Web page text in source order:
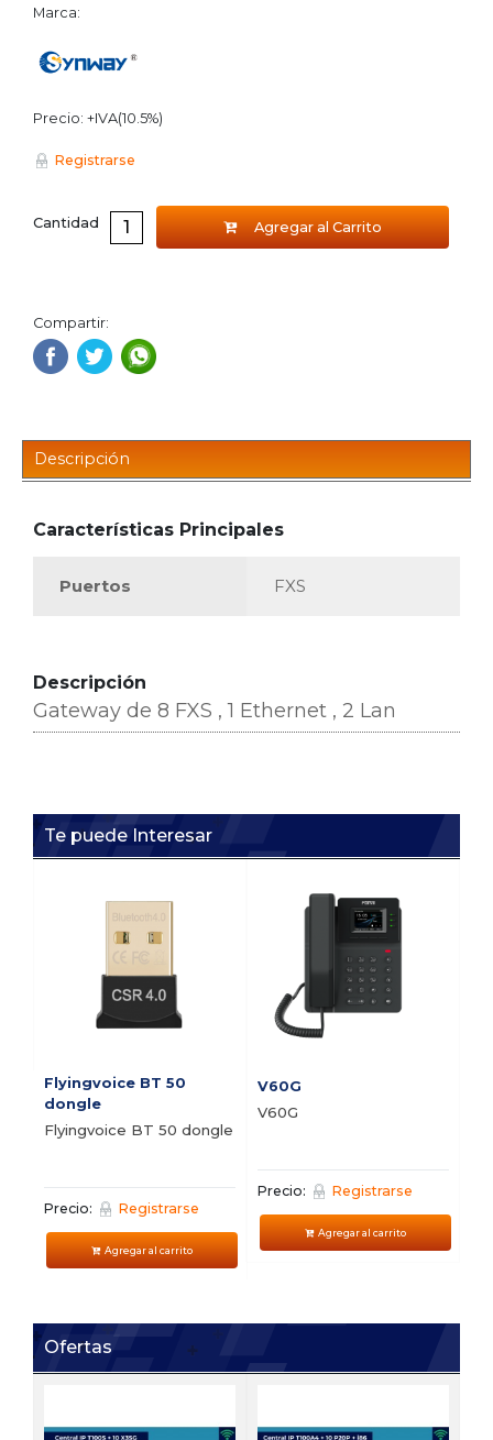
Marca:
Precio: +IVA(10.5%)
Registrarse
Cantidad Agregar al Carrito
Compartir:
Descripción
Características Principales
Puertos FXS
Descripción
Gateway de 8 FXS , 1 Ethernet , 2 Lan
Te puede Interesar
Flyingvoice BT 50
dongle
Flyingvoice BT 50 dongle
Precio: Registrarse
Agregar al carrito
V60G
V60G
Precio: Registrarse
Agregar al carrito
Ofertas